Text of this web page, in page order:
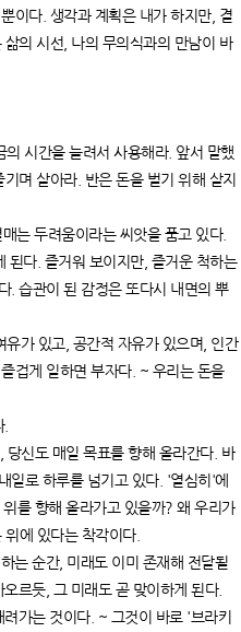
이다. 생각과 계획은 내가 하지만, 결
의 시선, 나의 무의식과의 만남이 바
시간을 늘려서 사용해라. 앞서 말했
며 살아라. 반은 돈을 벌기 위해 살지
는 두려움이라는 씨앗을 품고 있다.
된다. 즐거워 보이지만, 즐거운 척하는
. 습관이 된 감정은 또다시 내면의 뿌
가 있고, 공간적 자유가 있으며, 인간
겁게 일하면 부자다. ~ 우리는 돈을
신도 매일 목표를 향해 올라간다. 바
일로 하루를 넘기고 있다. '열심히'에
를 향해 올라가고 있을까? 왜 우리가
에 있다는 착각이다.
는 순간, 미래도 이미 존재해 전달될
르듯, 그 미래도 곧 맞이하게 된다.
가는 것이다. ~ 그것이 바로 '브라키